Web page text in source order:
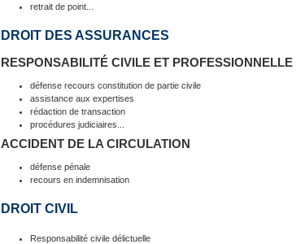
retrait de point...
DROIT DES ASSURANCES
RESPONSABILITÉ CIVILE ET PROFESSIONNELLE
défense recours constitution de partie civile
assistance aux expertises
rédaction de transaction
procédures judiciaires...
ACCIDENT DE LA CIRCULATION
défense pénale
recours en indemnisation
DROIT CIVIL
Responsabilité civile délictuelle